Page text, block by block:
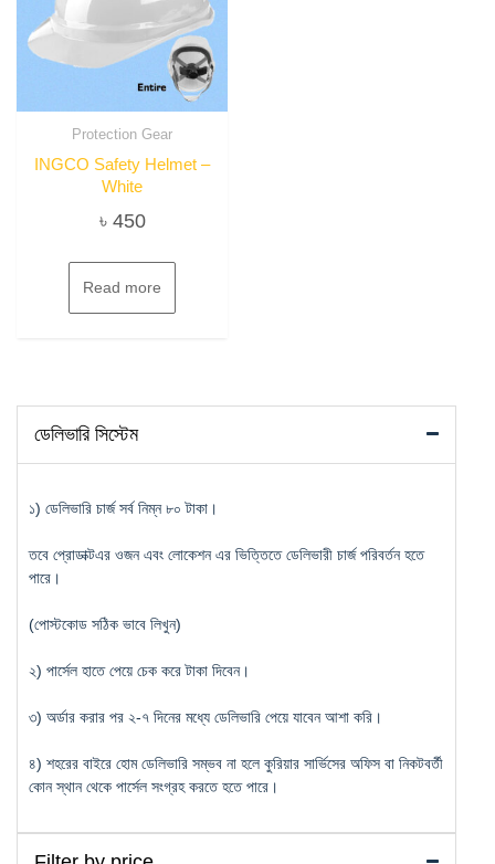
Protection Gear
INGCO Safety Helmet –
White
৳ 450
Read more
ডেলিভারি সিস্টেম
১) ডেলিভারি চার্জ সর্ব নিম্ন ৮০ টাকা।
তবে প্রোডাক্টএর ওজন এবং লোকেশন এর ভিত্তিতে ডেলিভারী চার্জ পরিবর্তন হতে
পারে।
(পোস্টকোড সঠিক ভাবে লিখুন)
২) পার্সেল হাতে পেয়ে চেক করে টাকা দিবেন।
৩) অর্ডার করার পর ২-৭ দিনের মধ্যে ডেলিভারি পেয়ে যাবেন আশা করি।
৪) শহরের বাইরে হোম ডেলিভারি সম্ভব না হলে কুরিয়ার সার্ভিসের অফিস বা নিকটবর্তী
কোন স্থান থেকে পার্সেল সংগ্রহ করতে হতে পারে।